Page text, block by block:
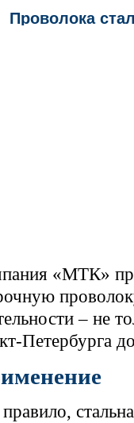
Проволока
«МТК»
– не
Петербурга